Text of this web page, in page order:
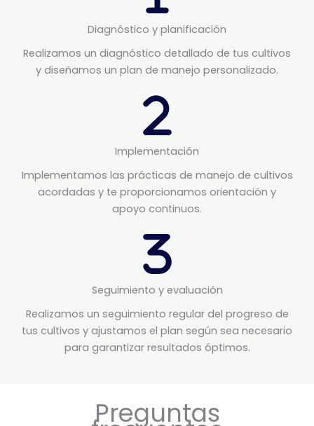
Diagnóstico y planificación
Realizamos un diagnóstico detallado de tus cultivos
y diseñamos un plan de manejo personalizado.
Implementación
Implementamos las prácticas de manejo de cultivos
acordadas y te proporcionamos orientación y
apoyo continuos.
Seguimiento y evaluación
Realizamos un seguimiento regular del progreso de
tus cultivos y ajustamos el plan según sea necesario
para garantizar resultados óptimos.
Preguntas